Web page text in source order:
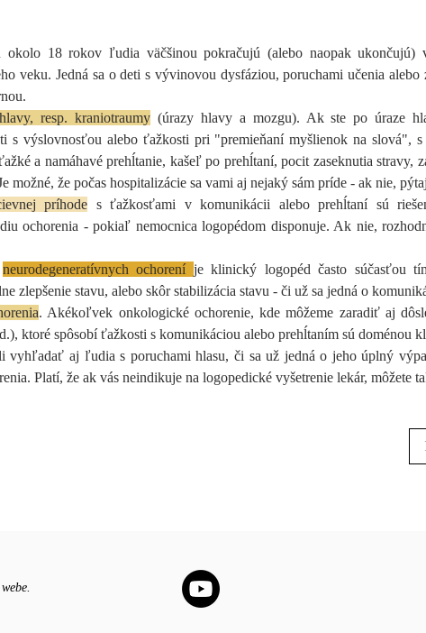
okolo 18 rokov ľudia väčšinou pokračujú (alebo naopak ukončujú)
veku. Jedná sa o deti s vývinovou dysfáziou, poruchami učenia
resp. kraniotraumy (úrazy hlavy a mozgu). Ak ste po úraze
s výslovnosťou alebo ťažkosti pri "premieňaní myšlienok na slová",
a namáhavé prehĺtanie, kašeľ po prehĺtaní, pocit zaseknutia stravy,
možné, že počas hospitalizácie sa vami aj nejaký sám príde - ak nie,
príhode s ťažkosťami v komunikácii alebo prehĺtaní sú
ochorenia - pokiaľ nemocnica logopédom disponuje. Ak nie,
neurodegeneratívnych ochorení je klinický logopéd často súčasťou
zlepšenie stavu, alebo skôr stabilizácia stavu - či už sa jedná o
. Akékoľvek onkologické ochorenie, kde môžeme zaradiť aj
ktoré spôsobí ťažkosti s komunikáciou alebo prehĺtaním sú doménou
vyhľadať aj ľudia s poruchami hlasu, či sa už jedná o jeho úplný
Platí, že ak vás neindikuje na logopedické vyšetrenie lekár, môžete